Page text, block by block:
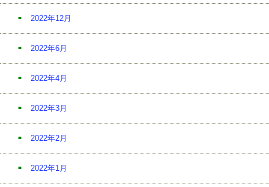
2022年12月
2022年6月
2022年4月
2022年3月
2022年2月
2022年1月